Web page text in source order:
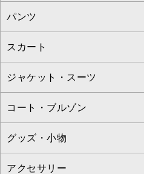
カットソー・Tシャツ
ブラウス・シャツ
ニット・セーター
カーディガン
アンサンブルセット
ベスト・ジレ
すべてのワンピース・ドレス
ワンピース
ドレス
チュニック
ジャンパースカート
その他のワンピース・ドレス
パンツ
すべてのパンツ
フルレングスパンツ
クロップド・半端丈パンツ
ガウチョ・ワイドパンツ
ハーフ・ショート丈パンツ
スカート
すべてのスカート
ロング・マキシ丈スカート
ひざ丈スカート
ミモレ丈スカート
ジャケット・スーツ
すべてのジャケット・スーツ
テーラードジャケット
ノーカラージャケット
コート・ブルゾン
すべてのコート・ブルゾン
トレンチコート
グッズ・小物
すべてのグッズ・小物
アクセサリー